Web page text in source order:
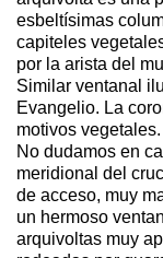
esbeltísimas
capiteles
por la arista del
Similar ventanal
Evangelio. La
motivos vegetales.
No dudamos en
meridional del
de acceso, muy
un hermoso
arquivoltas muy